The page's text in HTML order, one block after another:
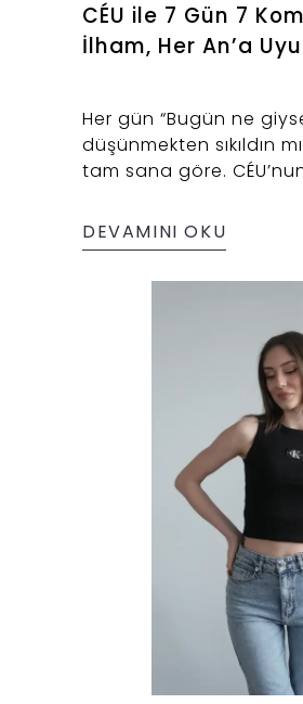
CÉU ile 7 Gün 7
İlham, Her An’a
Her gün “Bugün ne
düşünmekten sıkıldın
tam sana göre.
planlayabilirsin.
DEVAMINI OKU